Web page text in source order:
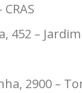
452 –
2900 –